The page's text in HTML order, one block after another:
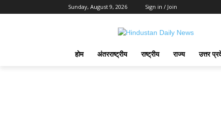
Sunday, August 9, 2026 Sign in / Join
होम अंतरराष्ट्रीय राष्ट्रीय राज्य उत्तर